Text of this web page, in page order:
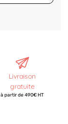
Livraison
gratuite
à partir de 490€ HT